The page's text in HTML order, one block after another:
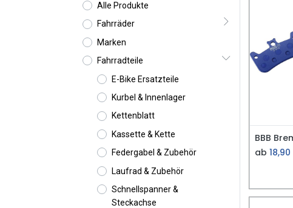
Alle Produkte
Fahrräder
Marken
Fahrradteile
E-Bike Ersatzteile
Kurbel & Innenlager
Kettenblatt
Kassette & Kette
Federgabel & Zubehör
Laufrad & Zubehör
Schnellspanner &
Steckachse
ab 18,90